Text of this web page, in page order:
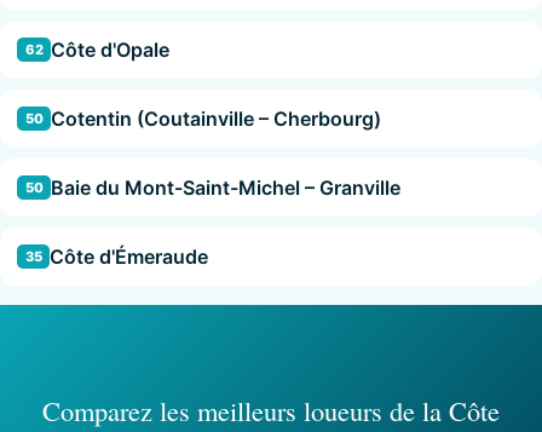
62 Côte d'Opale
50 Cotentin (Coutainville – Cherbourg)
50 Baie du Mont-Saint-Michel – Granville
35 Côte d'Émeraude
Comparez les meilleurs loueurs de la Côte